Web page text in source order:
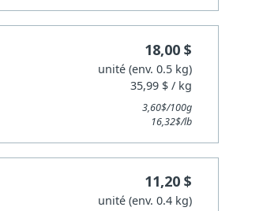
18,00 $
unité (env. 0.5 kg)
35,99 $ / kg
3,60$/100g
16,32$/lb
11,20 $
unité (env. 0.4 kg)